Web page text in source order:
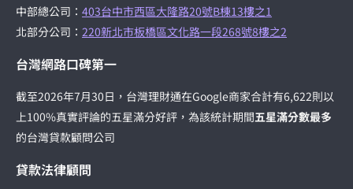
中部總公司： 403台中市西區大隆路20號B棟13樓之1
北部分公司： 220新北市板橋區文化路一段268號8樓之2
台灣網路口碑第一
截至2026年7月30日，台灣理財通在Google商家合計有6,622則以
上100%真實評論的五星滿分好評，為該統計期間五星滿分數最多
的台灣貸款顧問公司
貸款法律顧問